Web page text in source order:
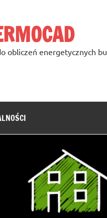
obliczeń energetycznych